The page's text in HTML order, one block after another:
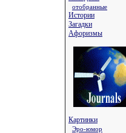
отобранные
Истории
Загадки
Афоризмы
Картинки
Эро-юмор